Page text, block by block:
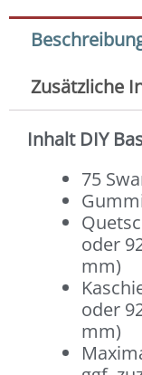
Zusätzliche
Inhalt DIY
75
oder
mm)
oder
mm)